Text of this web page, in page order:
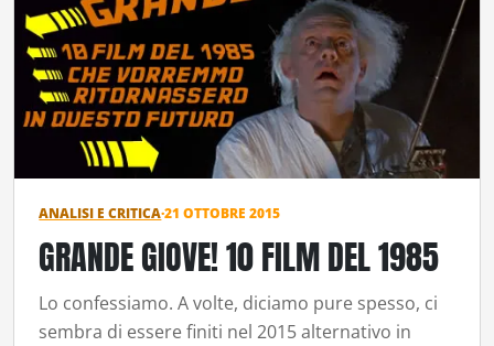
ANALISI E CRITICA·21 OTTOBRE 2015
GRANDE GIOVE! 10 FILM DEL 1985
Lo confessiamo. A volte, diciamo pure spesso, ci
sembra di essere finiti nel 2015 alternativo in